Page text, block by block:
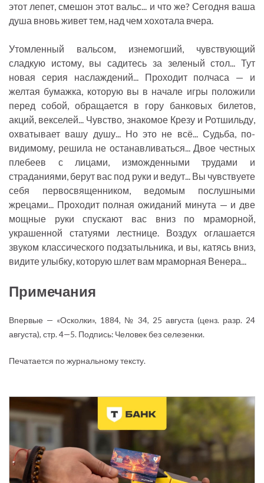
этот лепет, смешон этот вальс... и что же? Сегодня ваша
душа вновь живет тем, над чем хохотала вчера.
Утомленный вальсом, изнемогший, чувствующий
сладкую истому, вы садитесь за зеленый стол... Тут
новая серия наслаждений... Проходит полчаса — и
желтая бумажка, которую вы в начале игры положили
перед собой, обращается в гору банковых билетов,
акций, векселей... Чувство, знакомое Крезу и Ротшильду,
охватывает вашу душу... Но это не всё... Судьба, по-
видимому, решила не останавливаться... Двое честных
плебеев с лицами, изможденными трудами и
страданиями, берут вас под руки и ведут... Вы чувствуете
себя первосвященником, ведомым послушными
жрецами... Проходит полная ожиданий минута — и две
мощные руки спускают вас вниз по мраморной,
украшенной статуями лестнице. Воздух оглашается
звуком классического подзатыльника, и вы, катясь вниз,
видите улыбку, которую шлет вам мраморная Венера...
Примечания
Впервые — «Осколки», 1884, № 34, 25 августа (ценз. разр. 24
августа), стр. 4—5. Подпись: Человек без селезенки.
Печатается по журнальному тексту.